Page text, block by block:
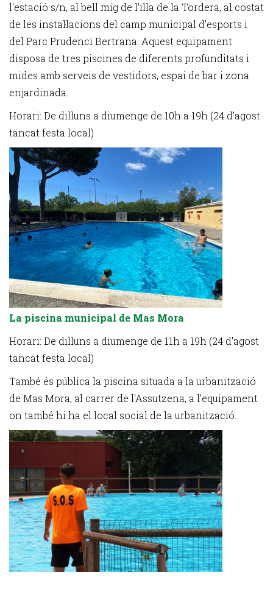
l'estació s/n, al bell mig de l'illa de la Tordera, al costat
de les instal·lacions del camp municipal d'esports i
del Parc Prudenci Bertrana. Aquest equipament
disposa de tres piscines de diferents profunditats i
mides amb serveis de vestidors, espai de bar i zona
enjardinada.
Horari: De dilluns a diumenge de 10h a 19h (24 d'agost
tancat festa local)
La piscina municipal de Mas Mora
Horari: De dilluns a diumenge de 11h a 19h (24 d'agost
tancat festa local)
També és pública la piscina situada a la urbanització
de Mas Mora, al carrer de l'Assutzena, a l'equipament
on també hi ha el local social de la urbanització.